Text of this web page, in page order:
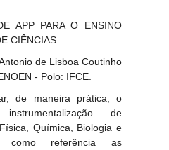
APP PARA O ENSINO
CIÊNCIAS
de Lisboa Coutinho
- Polo: IFCE.
de maneira prática, o
de
Química, Biologia e
como referência as